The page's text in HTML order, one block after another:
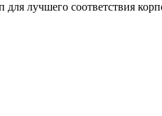
лучшего соответствия